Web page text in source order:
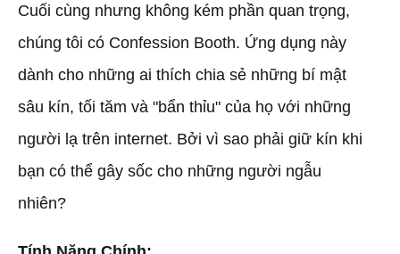
Cuối cùng nhưng không kém phần quan trọng,
chúng tôi có Confession Booth. Ứng dụng này
dành cho những ai thích chia sẻ những bí mật
sâu kín, tối tăm và "bẩn thỉu" của họ với những
người lạ trên internet. Bởi vì sao phải giữ kín khi
bạn có thể gây sốc cho những người ngẫu
nhiên?